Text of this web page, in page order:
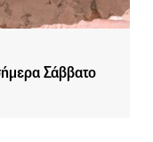
Σάββατο